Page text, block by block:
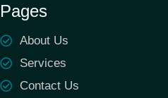
Pages
About Us
Services
Contact Us